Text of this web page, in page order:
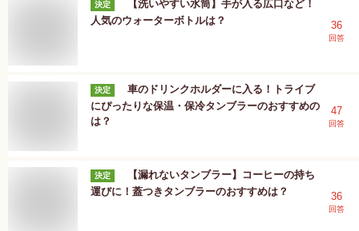
決定
【洗いやすい水筒】手が入る広口など！
人気のウォーターボトルは？
36
回答
決定
車のドリンクホルダーに入る！トライブ
にぴったりな保温・保冷タンブラーのおすすめの
は？
47
回答
決定
【漏れないタンブラー】コーヒーの持ち
運びに！蓋つきタンブラーのおすすめは？
36
回答